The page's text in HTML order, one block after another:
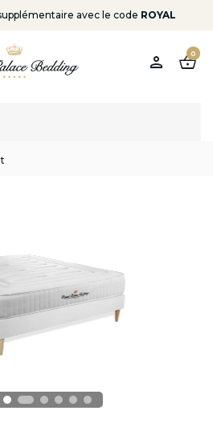
avec le code ROYAL
person shopping_basket
0